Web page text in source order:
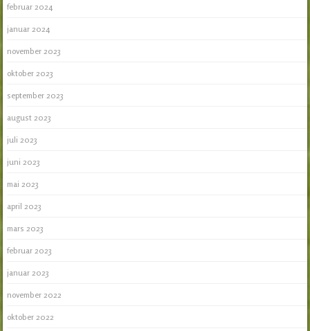
februar 2024
januar 2024
november 2023
oktober 2023
september 2023
august 2023
juli 2023
juni 2023
mai 2023
april 2023
mars 2023
februar 2023
januar 2023
november 2022
oktober 2022